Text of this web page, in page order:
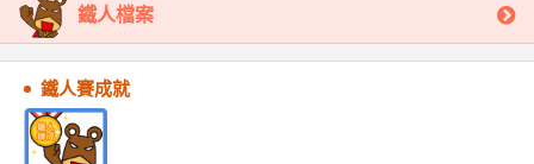
鐵人檔案
鐵人賽成就